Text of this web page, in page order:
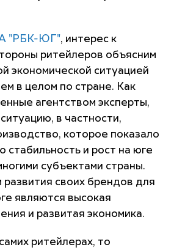
"РБК-ЮГ", интерес к
ритейлеров объясним
экономической ситуацией
в целом по стране. Как
агентством эксперты,
в частности,
которое показало
стабильность и рост на юге
субъектами страны.
своих брендов для
являются высокая
и развитая экономика.
ритейлерах, то